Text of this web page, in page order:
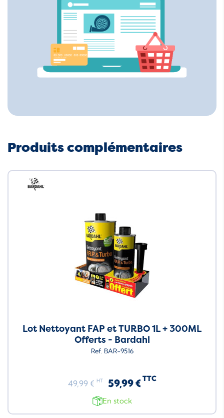
Produits complémentaires
Neuf
Lot Nettoyant FAP et TURBO 1L + 300ML
Offerts - Bardahl
Ref. BAR-9516
49,99 € HT 59,99 € TTC
En stock